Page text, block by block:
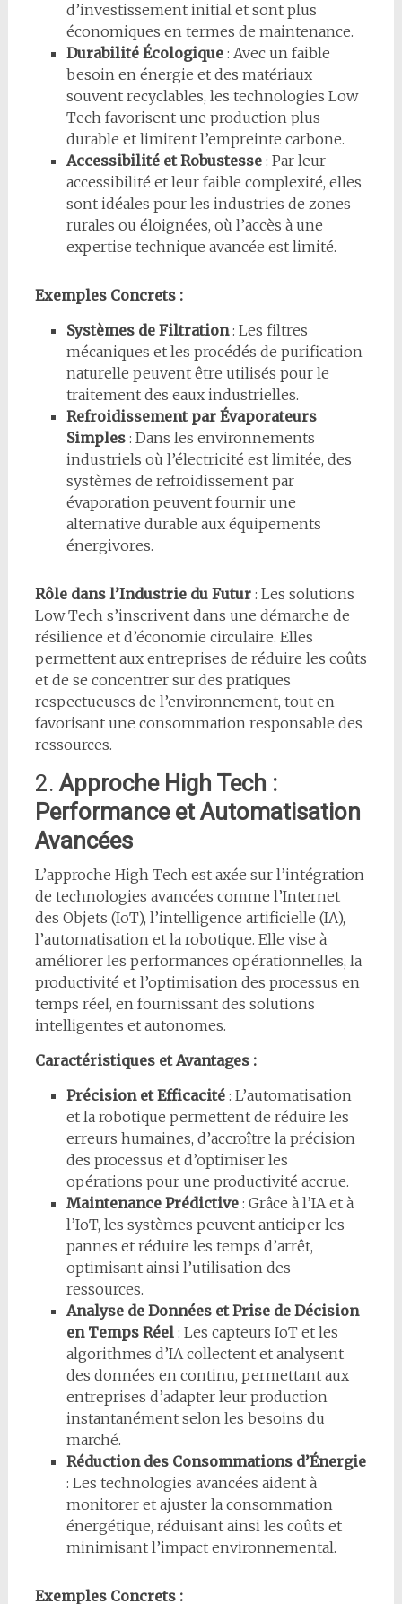
d’investissement initial et sont plus
économiques en termes de maintenance.
Durabilité Écologique: Avec un faible
besoin en énergie et des matériaux
souvent recyclables, les technologies Low
Tech favorisent une production plus
durable et limitent l’empreinte carbone.
Accessibilité et Robustesse: Par leur
accessibilité et leur faible complexité, elles
sont idéales pour les industries de zones
rurales ou éloignées, où l’accès à une
expertise technique avancée est limité.
Exemples Concrets :
Systèmes de Filtration: Les filtres
mécaniques et les procédés de purification
naturelle peuvent être utilisés pour le
traitement des eaux industrielles.
Refroidissement par Évaporateurs
Simples: Dans les environnements
industriels où l’électricité est limitée, des
systèmes de refroidissement par
évaporation peuvent fournir une
alternative durable aux équipements
énergivores.
Rôle dans l’Industrie du Futur: Les solutions
Low Tech s’inscrivent dans une démarche de
résilience et d’économie circulaire. Elles
permettent aux entreprises de réduire les coûts
et de se concentrer sur des pratiques
respectueuses de l’environnement, tout en
favorisant une consommation responsable des
ressources.
2. Approche High Tech :
Performance et Automatisation
Avancées
L’approche High Tech est axée sur l’intégration
de technologies avancées comme l’Internet
des Objets (IoT), l’intelligence artificielle (IA),
l’automatisation et la robotique. Elle vise à
améliorer les performances opérationnelles, la
productivité et l’optimisation des processus en
temps réel, en fournissant des solutions
intelligentes et autonomes.
Caractéristiques et Avantages :
Précision et Efficacité: L’automatisation
et la robotique permettent de réduire les
erreurs humaines, d’accroître la précision
des processus et d’optimiser les
opérations pour une productivité accrue.
Maintenance Prédictive: Grâce à l’IA et à
l’IoT, les systèmes peuvent anticiper les
pannes et réduire les temps d’arrêt,
optimisant ainsi l’utilisation des
ressources.
Analyse de Données et Prise de Décision
en Temps Réel: Les capteurs IoT et les
algorithmes d’IA collectent et analysent
des données en continu, permettant aux
entreprises d’adapter leur production
instantanément selon les besoins du
marché.
Réduction des Consommations d’Énergie
: Les technologies avancées aident à
monitorer et ajuster la consommation
énergétique, réduisant ainsi les coûts et
minimisant l’impact environnemental.
Exemples Concrets :